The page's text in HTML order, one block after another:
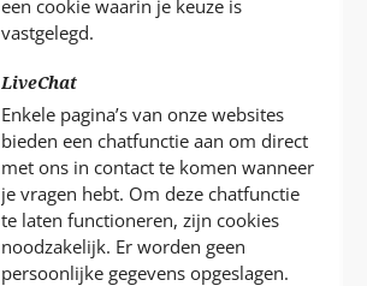
een cookie waarin je keuze is
vastgelegd.
LiveChat
Enkele pagina’s van onze websites
bieden een chatfunctie aan om direct
met ons in contact te komen wanneer
je vragen hebt. Om deze chatfunctie
te laten functioneren, zijn cookies
noodzakelijk. Er worden geen
persoonlijke gegevens opgeslagen.